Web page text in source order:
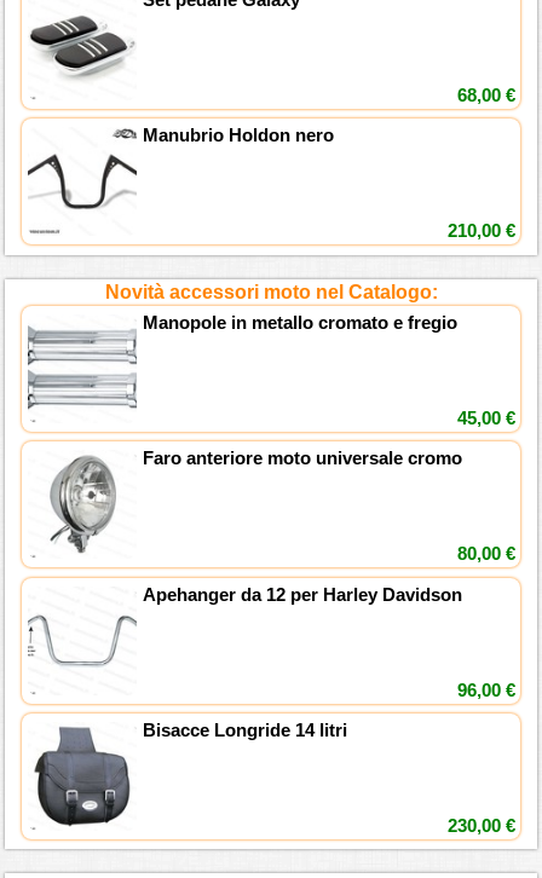
68,00 €
Manubrio Holdon nero
210,00 €
Novità accessori moto nel Catalogo:
Manopole in metallo cromato e fregio
45,00 €
Faro anteriore moto universale cromo
80,00 €
Apehanger da 12 per Harley Davidson
96,00 €
Bisacce Longride 14 litri
230,00 €